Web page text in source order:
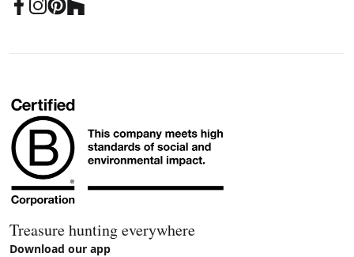
Treasure hunting everywhere
Download our app